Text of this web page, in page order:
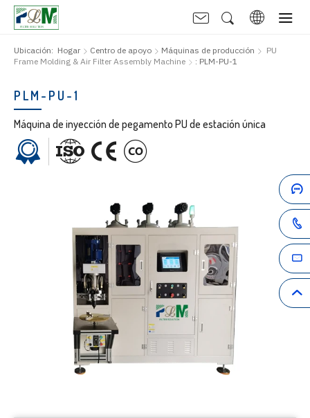
Ubicación: Hogar Centro de apoyo Máquinas de producción
PU
Frame Molding & Air Filter Assembly Machine
: PLM-PU-1
PLM-PU-1
Máquina de inyección de pegamento PU de estación única